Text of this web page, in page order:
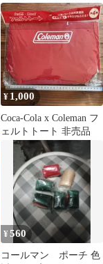
ルマン)
¥ 1,000
Coca-Cola x Coleman フ
ェルトトート 非売品
¥560
コールマン ポーチ 色